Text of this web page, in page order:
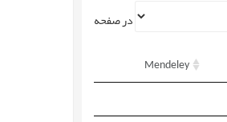
در صفحه
Mendeley